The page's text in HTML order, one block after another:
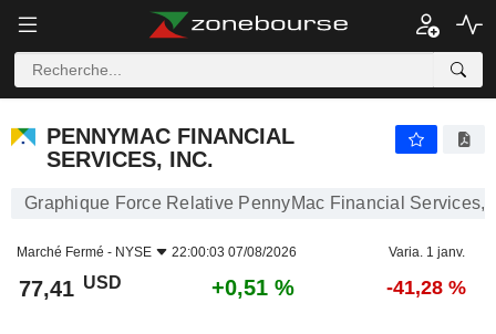
PENNYMAC FINANCIAL
SERVICES, INC.
Graphique Force Relative PennyMac Financial Services,
Marché Fermé - NYSE 22:00:03 07/08/2026 Varia. 1 janv.
77,41 USD +0,51 % -41,28 %